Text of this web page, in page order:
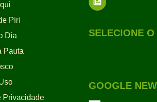
Piri
Dia
Pauta
Privacidade
SELECIONE
GOOGLE